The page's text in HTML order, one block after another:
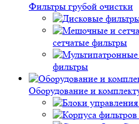
Фильтры грубой очистки
сетчатые фильтры
фильтры
Оборудование и